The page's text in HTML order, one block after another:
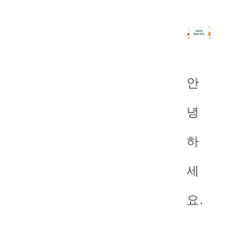
안
녕
하
세
요.